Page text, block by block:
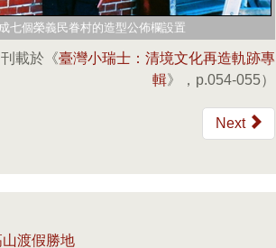
七個榮義民眷村的造型公佈欄設置
載於《臺灣小瑞士：清境文化再造軌跡專
輯》，p.054-055）
Next
渡假勝地